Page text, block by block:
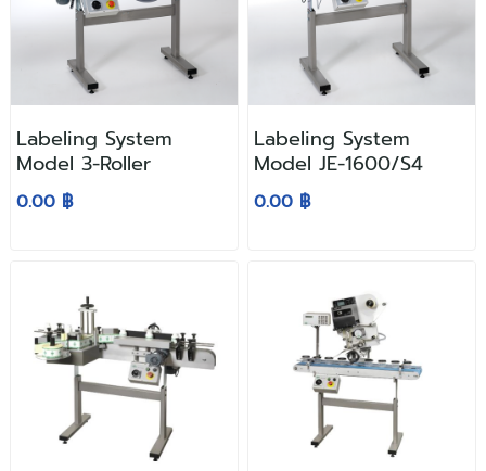
Labeling System
Model 3-Roller
0.00 ฿
Labeling System
Model JE-1600/S4
0.00 ฿